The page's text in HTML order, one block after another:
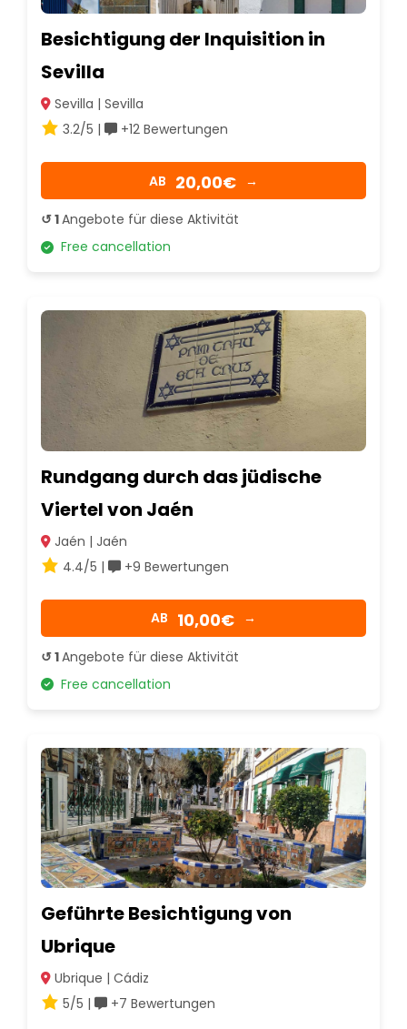
Besichtigung der Inquisition in
Sevilla
Sevilla | Sevilla
3.2/5 |
+12 Bewertungen
AB 20,00€ →
↺ 1Angebote für diese Aktivität
Free cancellation
Rundgang durch das jüdische
Viertel von Jaén
Jaén | Jaén
4.4/5 |
+9 Bewertungen
AB 10,00€ →
↺ 1Angebote für diese Aktivität
Free cancellation
Geführte Besichtigung von
Ubrique
Ubrique | Cádiz
5/5 |
+7 Bewertungen